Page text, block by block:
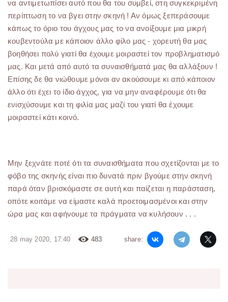
να αντιμετωπίσει αυτό που θα του συμβεί, στη συγκεκριμένη
περίπτωση το να βγει στην σκηνή ! Αν όμως ξεπεράσουμε
κάπως το όριο του άγχους μας το να ανοίξουμε μια μικρή
κουβεντούλα με κάποιον άλλο φίλο μας - χορευτή θα μας
βοηθήσει πολύ γιατί θα έχουμε μοιραστεί τον προβληματισμό
μας. Και μετά από αυτό τα συναισθήματά μας θα αλλάξουν !
Επίσης δε θα νιώθουμε μόνοι αν ακούσουμε κι από κάποιον
άλλο ότι έχει το ίδιο άγχος, για να μην αναφέρουμε ότι θα
ενισχύσουμε και τη φιλία μας μαζί του γιατί θα έχουμε
μοιραστεί κάτι κοινό.
Μην ξεχνάτε ποτέ ότι τα συναισθήματα που σχετίζονται με το
φόβο της σκηνής είναι πιο δυνατά πριν βγούμε στην σκηνή
παρά όταν βρισκόμαστε σε αυτή και παίζεται η παράσταση,
οπότε κοιτάμε να είμαστε καλά προετοιμασμένοι και στην
ώρα μας και αφήνουμε τα πράγματα να κυλήσουν . . .
28 may 2020, 17:40 483 share: